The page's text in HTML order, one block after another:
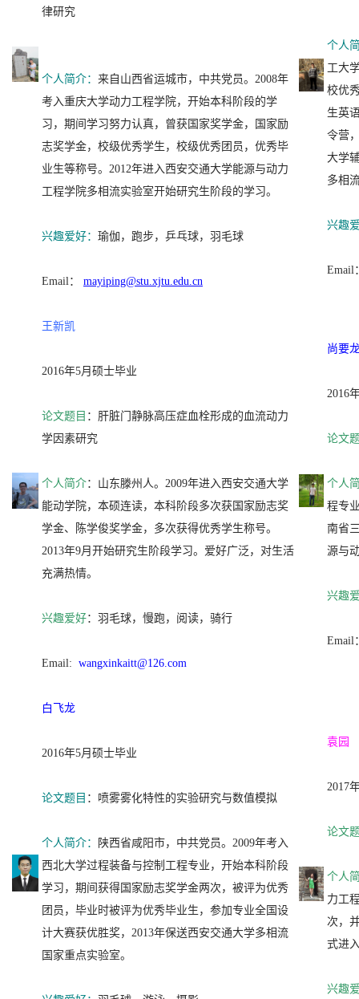
律研究
个人简介： 来自山西省运城市，中共党员。2008年
考入重庆大学动力工程学院，开始本科阶段的学
习，期间学习努力认真，曾获国家奖学金，国家励
志奖学金，校级优秀学生，校级优秀团员，优秀毕
业生等称号。2012年进入西安交通大学能源与动力
工程学院多相流实验室开始研究生阶段的学习。
兴趣爱好： 瑜伽，跑步，乒乓球，羽毛球
Email： mayiping@stu.xjtu.edu.cn
个人
工大
校优
生英
令营
大学
多相
兴趣
Email
王新凯
2016年5月硕士毕业
论文题目 ：肝脏门静脉高压症血栓形成的血流动力
学因素研究
个人简介：山东滕州人。2009年进入西安交通大学
能动学院，本硕连读，本科阶段多次获国家励志奖
学金、陈学俊奖学金，多次获得优秀学生称号。
2013年9月开始研究生阶段学习。爱好广泛，对生活
充满热情。
兴趣爱好：羽毛球，慢跑，阅读，骑行
Email: wangxinkaitt@126.com
尚要
2016
论文
个人
程专
南省
源与
兴趣
Email
白飞龙
2016年5月硕士毕业
论文题目 ：喷雾雾化特性的实验研究与数值模拟
个人简介：
陕西省咸阳市，中共党员。2009年考入
西北大学过程装备与控制工程专业，开始本科阶段
学习，期间获得国家励志奖学金两次，被评为优秀
团员，毕业时被评为优秀毕业生，参加专业全国设
计大赛获优胜奖，2013年保送西安交通大学多相流
国家重点实验室。
袁园
2017
论文
个人
力工
次，
式进
兴趣